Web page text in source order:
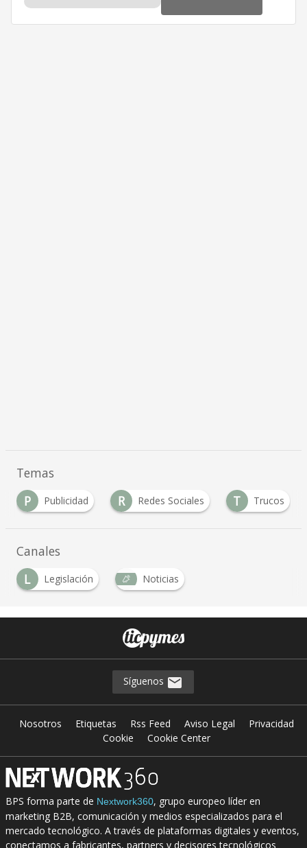
Temas
P
Publicidad R Redes Sociales T Trucos
Canales
L
Legislación
Noticias
Síguenos
Nosotros Etiquetas Rss Feed Aviso Legal
Privacidad
Cookie
Cookie Center
BPS forma parte de Nextwork360, grupo europeo líder en
marketing B2B, comunicación y medios especializados para el
mercado tecnológico. A través de plataformas digitales y eventos,
conectamos a fabricantes, partners y decisores tecnológicos